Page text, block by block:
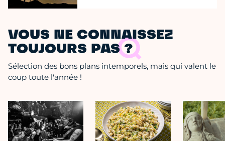
VOUS NE CONNAISSEZ
TOUJOURS PAS ?
Sélection des bons plans intemporels, mais qui valent le
coup toute l'année !